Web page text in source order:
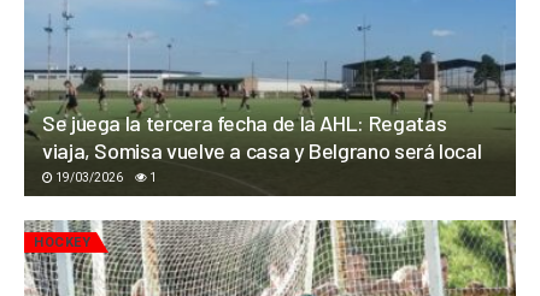
Se juega la tercera fecha de la AHL: Regatas
viaja, Somisa vuelve a casa y Belgrano será local
19/03/2026 1
HOCKEY